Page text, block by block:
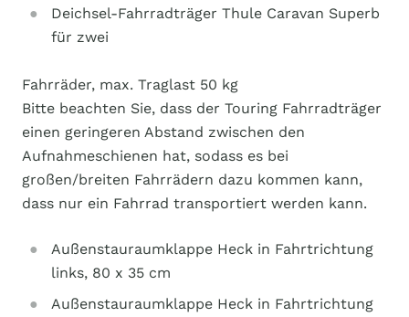
Deichsel-Fahrradträger Thule Caravan Superb
für zwei
Fahrräder, max. Traglast 50 kg
Bitte beachten Sie, dass der Touring Fahrradträger
einen geringeren Abstand zwischen den
Aufnahmeschienen hat, sodass es bei
großen/breiten Fahrrädern dazu kommen kann,
dass nur ein Fahrrad transportiert werden kann.
Außenstauraumklappe Heck in Fahrtrichtung
links, 80 x 35 cm
Außenstauraumklappe Heck in Fahrtrichtung